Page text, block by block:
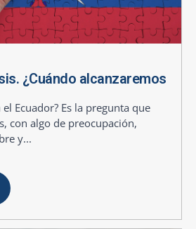
¿Cuándo alcanzaremos
Ecuador? Es la pregunta que
con algo de preocupación,
y...